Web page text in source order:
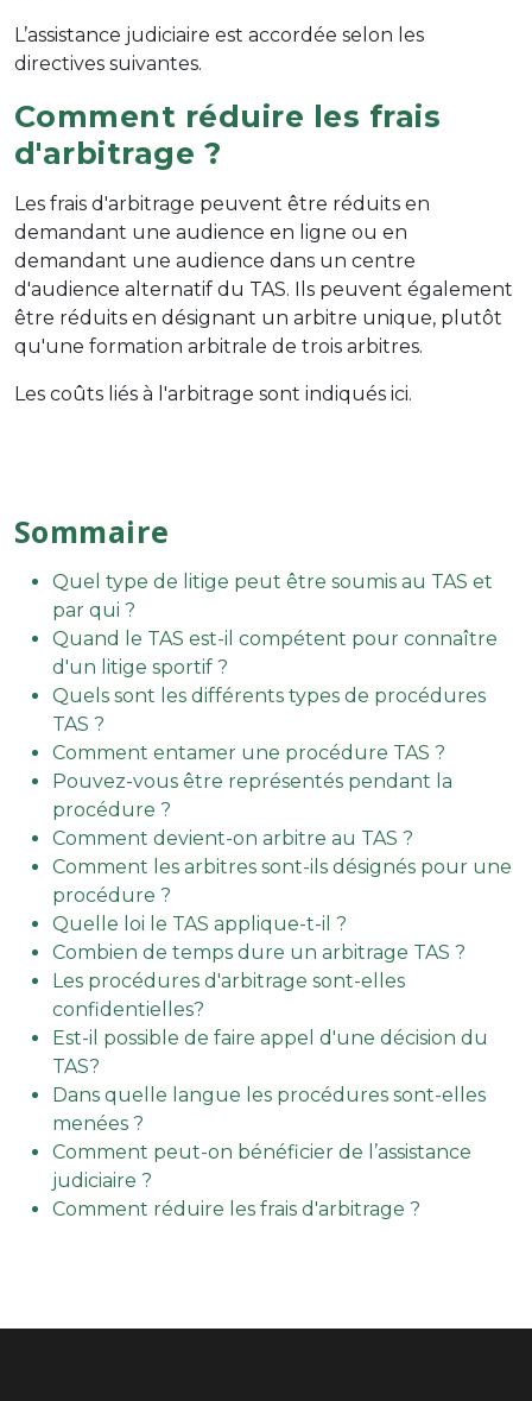
L’assistance judiciaire est accordée selon les
directives suivantes.
Comment réduire les frais
d'arbitrage ?
Les frais d'arbitrage peuvent être réduits en
demandant une audience en ligne ou en
demandant une audience dans un centre
d'audience alternatif du TAS. Ils peuvent également
être réduits en désignant un arbitre unique, plutôt
qu'une formation arbitrale de trois arbitres.
Les coûts liés à l'arbitrage sont indiqués ici.
Sommaire
Quel type de litige peut être soumis au TAS et
par qui ?
Quand le TAS est-il compétent pour connaître
d'un litige sportif ?
Quels sont les différents types de procédures
TAS ?
Comment entamer une procédure TAS ?
Pouvez-vous être représentés pendant la
procédure ?
Comment devient-on arbitre au TAS ?
Comment les arbitres sont-ils désignés pour une
procédure ?
Quelle loi le TAS applique-t-il ?
Combien de temps dure un arbitrage TAS ?
Les procédures d'arbitrage sont-elles
confidentielles?
Est-il possible de faire appel d'une décision du
TAS?
Dans quelle langue les procédures sont-elles
menées ?
Comment peut-on bénéficier de l’assistance
judiciaire ?
Comment réduire les frais d'arbitrage ?